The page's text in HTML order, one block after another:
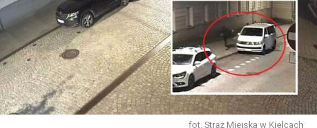
fot. Straż Miejska w Kielcach